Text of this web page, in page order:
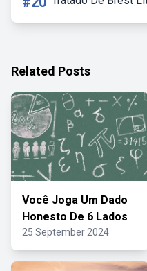
Related Posts
Você Joga Um Dado
Honesto De 6 Lados
25 September 2024